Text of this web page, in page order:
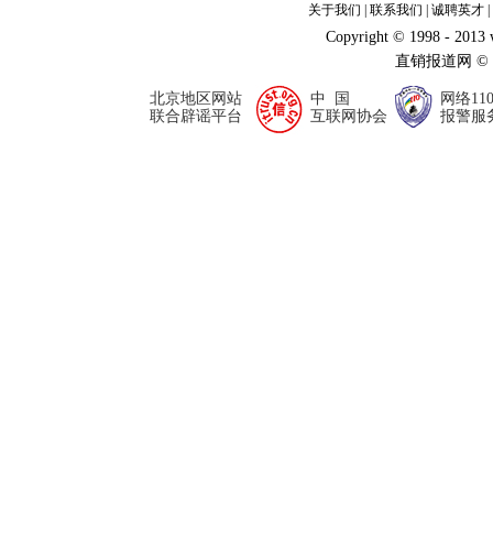
关于我们 联系我们 诚聘英才
Copyright © 1998 - 2013
直销报道网
北京地区网站
联合辟谣平台
中 国
互联网协会
网络110
报警服